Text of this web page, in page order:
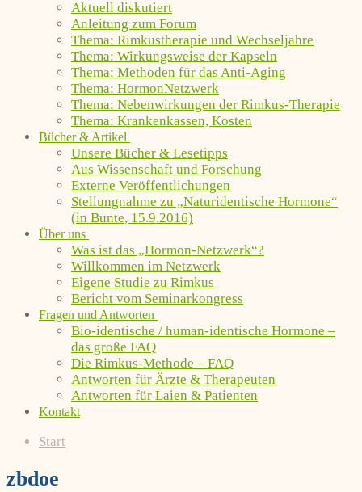
Aktuell diskutiert
Anleitung zum Forum
Thema: Rimkustherapie und Wechseljahre
Thema: Wirkungsweise der Kapseln
Thema: Methoden für das Anti-Aging
Thema: HormonNetzwerk
Thema: Nebenwirkungen der Rimkus-Therapie
Thema: Krankenkassen, Kosten
Bücher & Artikel
Unsere Bücher & Lesetipps
Aus Wissenschaft und Forschung
Externe Veröffentlichungen
Stellungnahme zu „Naturidentische Hormone“
(in Bunte, 15.9.2016)
Über uns
Was ist das „Hormon-Netzwerk“?
Willkommen im Netzwerk
Eigene Studie zu Rimkus
Bericht vom Seminarkongress
Fragen und Antworten
Bio-identische / human-identische Hormone –
das große FAQ
Die Rimkus-Methode – FAQ
Antworten für Ärzte & Therapeuten
Antworten für Laien & Patienten
Kontakt
Start
zbdoe